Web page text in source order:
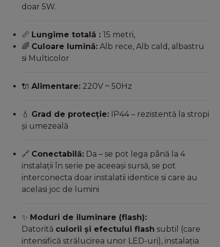
doar 5W.
📏 Lungime totală : 15 metri,
🌈 Culoare lumină: Alb rece, Alb cald, albastru
si Multicolor
🔌 Alimentare: 220V ~ 50Hz
💧 Grad de protecție: IP44 – rezistentă la stropi
și umezeală
🔗 Conectabilă: Da – se pot lega până la 4
instalații în serie pe aceeași sursă, se pot
interconecta doar instalatii identice si care au
acelasi joc de lumini
✨ Moduri de iluminare (flash):
Datorită culorii și efectului flash subtil (care
intensifică strălucirea unor LED-uri), instalația